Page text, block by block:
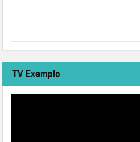
TV Exemplo